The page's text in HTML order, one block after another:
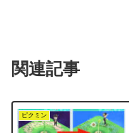
関連記事
ピクミン